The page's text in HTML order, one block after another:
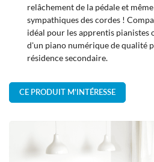
relâchement de la pédale et
sympathiques des cordes !
idéal pour les apprentis pianistes
d'un piano numérique de qualité
résidence secondaire.
CE PRODUIT M'INTÉRESSE